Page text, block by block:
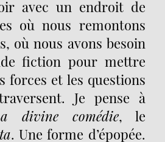
avec un endroit de
où nous remontons
où nous avons besoin
fiction pour mettre
forces et les questions
Je pense à
divine comédie, le
. Une forme d’épopée.